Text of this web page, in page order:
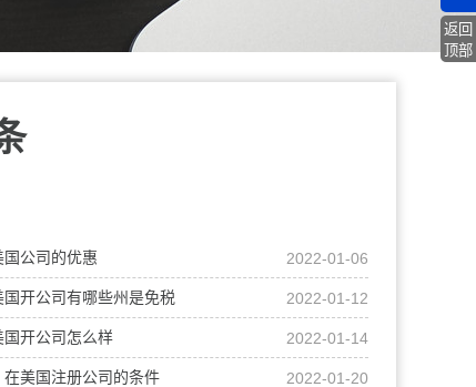
公司的优惠 2022-01-06
开公司有哪些州是免税 2022-01-12
开公司怎么样 2022-01-14
美国注册公司的条件 2022-01-20
返回
顶部